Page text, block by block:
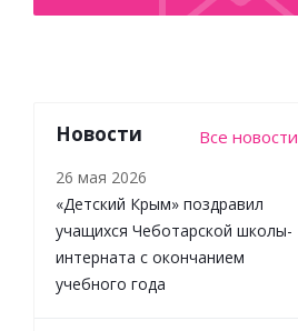
Новости Все новости
26 мая 2026
«Детский Крым» поздравил
учащихся Чеботарской школы-
интерната с окончанием
учебного года